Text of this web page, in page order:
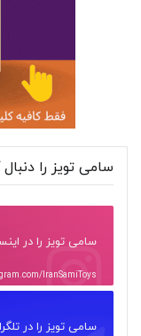
سامی تویز را
سامی تویز را در
IranSamiToys
سامی تویز را در